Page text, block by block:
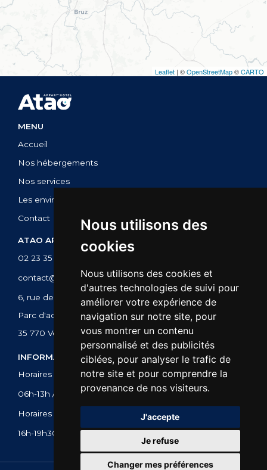
Nous utilisons des
cookies
Nous utilisons des cookies et
d'autres technologies de suivi pour
améliorer votre expérience de
navigation sur notre site, pour
vous montrer un contenu
personnalisé et des publicités
ciblées, pour analyser le trafic de
notre site et pour comprendre la
provenance de nos visiteurs.
J'accepte
Je refuse
Changer mes préférences
MENU
Accueil
Nos hébergements
Nos services
Les environs
Contact
ATAO APPART'HOTEL
02 23 35 01 01
contact@atao-apparthotel.com
6, rue de la Blanche Hermine
Parc d'activités du Val d'Orson
35 770 Vern-sur-Seiche
INFORMATIONS
Horaires d'ouverture de la réception :
06h-13h / 15h-20h
Horaires des arrivées :
16h-19h30